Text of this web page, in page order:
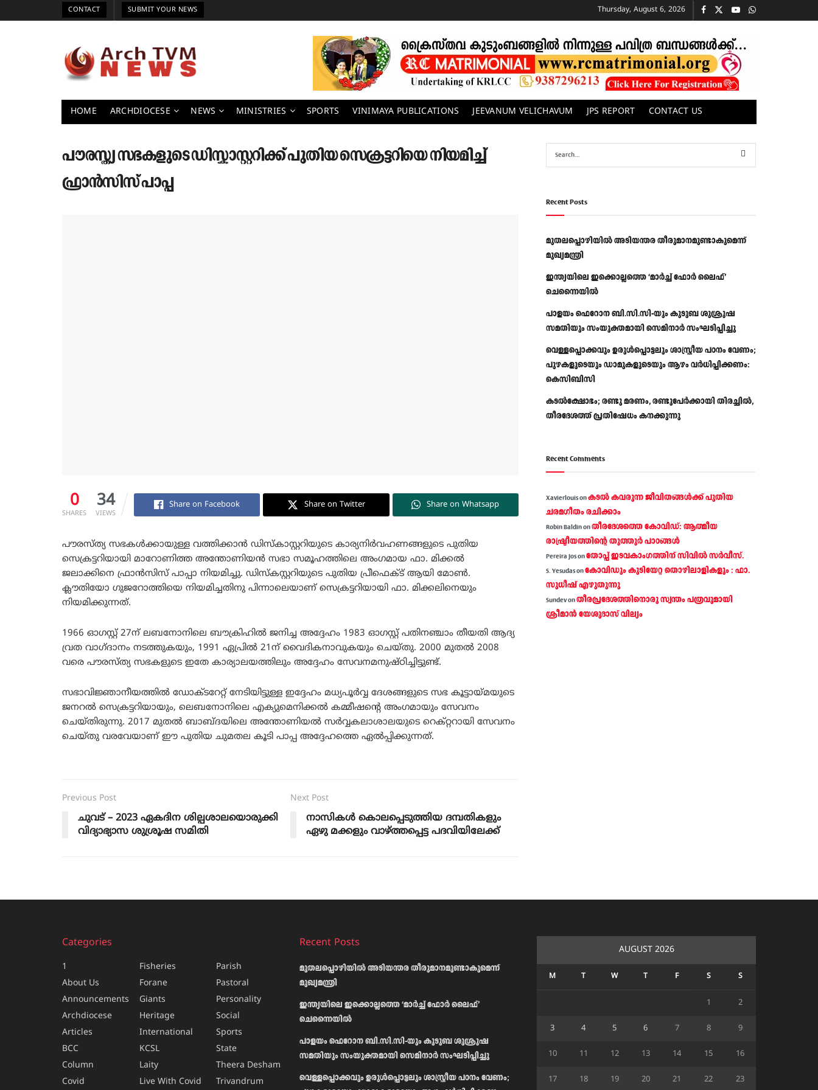
CONTACT SUBMIT YOUR NEWS Thursday, August 6, 2026
HOME ARCHDIOCESE NEWS MINISTRIES SPORTS VINIMAYA PUBLICATIONS JEEVANUM VELICHAVUM JPS REPORT CONTACT US
പൗരസ്ത്യ സഭകളുടെ ഡിസ്കാസ്റ്ററിക്ക് പുതിയ സെക്രട്ടറിയെ നിയമിച്ച്
ഫ്രാൻസിസ് പാപ്പ
0
SHARES
34
VIEWS
Share on Facebook Share on Twitter Share on Whatsapp
പൗരസ്ത്യ സഭകൾക്കായുള്ള വത്തിക്കാൻ ഡിസ്കാസ്റ്ററിയുടെ കാര്യനിർവഹണങ്ങളുടെ പുതിയ
സെക്രട്ടറിയായി മാറോണിത്ത അന്തോണിയൻ സഭാ സമൂഹത്തിലെ അംഗമായ ഫാ. മിക്കൽ
ജലാക്കിനെ ഫ്രാൻസിസ് പാപ്പാ നിയമിച്ചു. ഡിസ്കസ്റ്ററിയുടെ പുതിയ പ്രീഫെക്ട് ആയി മോൺ.
ക്ലൗതിയോ ഗുജറോത്തിയെ നിയമിച്ചതിനു പിന്നാലെയാണ് സെക്രട്ടറിയായി ഫാ. മിക്കലിനെയും
നിയമിക്കുന്നത്.
1966 ഓഗസ്റ്റ് 27ന് ലബനോനിലെ ബൗക്രിഹിൽ ജനിച്ച അദ്ദേഹം 1983 ഓഗസ്റ്റ് പതിനഞ്ചാം തീയതി ആദ്യ
വ്രത വാഗ്ദാനം നടത്തുകയും, 1991 ഏപ്രിൽ 21ന് വൈദികനാവുകയും ചെയ്തു. 2000 മുതൽ 2008
വരെ പൗരസ്ത്യ സഭകളുടെ ഇതേ കാര്യാലയത്തിലും അദ്ദേഹം സേവനമനുഷ്ഠിച്ചിട്ടുണ്ട്.
സഭാവിജ്ഞാനീയത്തിൽ ഡോക്ടറേറ്റ് നേടിയിട്ടുള്ള ഇദ്ദേഹം മധ്യപൂർവ്വ ദേശങ്ങളുടെ സഭ കൂട്ടായ്മയുടെ
ജനറൽ സെക്രട്ടറിയായും, ലെബനോനിലെ എക്യുമെനിക്കൽ കമ്മീഷന്റെ അംഗമായും സേവനം
ചെയ്തിരുന്നു. 2017 മുതൽ ബാബ്ദയിലെ അന്തോണിയൽ സർവ്വകലാശാലയുടെ റെക്റ്ററായി സേവനം
ചെയ്തു വരവേയാണ് ഈ പുതിയ ചുമതല കൂടി പാപ്പ അദ്ദേഹത്തെ ഏൽപ്പിക്കുന്നത്.
Previous Post
ചുവട് – 2023 ഏകദിന ശില്പശാലയൊരുക്കി
വിദ്യാഭ്യാസ ശുശ്രൂഷ സമിതി
Next Post
നാസികൾ കൊലപ്പെടുത്തിയ ദമ്പതികളും
ഏഴു മക്കളും വാഴ്ത്തപ്പെട്ട പദവിയിലേക്ക്
Recent Posts
മുതലപ്പൊഴിയിൽ അടിയന്തര തീരുമാനമുണ്ടാകുമെന്ന്
മുഖ്യമന്ത്രി
ഇന്ത്യയിലെ ഇക്കൊല്ലത്തെ ‘മാർച്ച് ഫോർ ലൈഫ്’
ചെന്നൈയിൽ
പാളയം ഫെറോന ബി.സി.സി-യും കുടുബ ശുശ്രൂഷ
സമതിയും സംയുക്തമായി സെമിനാർ സംഘടിപ്പിച്ചു
വെള്ളപ്പൊക്കവും ഉരുള്‍പ്പൊട്ടലും ശാസ്ത്രീയ പഠനം വേണം;
പുഴകളുടെയും ഡാമുകളുടെയും ആഴം വര്‍ധിപ്പിക്കണം:
കെസിബിസി
കടൽക്ഷോഭം; രണ്ടു മരണം, രണ്ടുപേർക്കായി തിരച്ചിൽ,
തീരദേശത്ത് പ്രതിഷേധം കനക്കുന്നു
Recent Comments
Xavierlouisonകടല്‍ കവരുന്ന ജീവിതങ്ങള്‍ക്ക് പുതിയ
ചരമഗീതം രചിക്കാം
Robin Baldinonതീരദേശത്തെ കോവിഡ്: ആത്മീയ
രാഷ്ട്രീയത്തിന്റെ തൂത്തൂര്‍ പാഠങ്ങൾ
Pereira Josonതോപ്പ് ഇടവകാംഗത്തിന് സിവിൽ സർവീസ്.
S. Yesudasonകോവിഡും കുടിയേറ്റ തൊഴിലാളികളും : ഫാ.
സുധീഷ് എഴുതുന്നു
Sundevonതീരപ്രദേശത്തിനൊരു സ്വന്തം പത്രവുമായി
ശ്രീമാന്‍ യേശുദാസ് വില്യം
Categories
1
About Us
Announcements
Archdiocese
Articles
BCC
Column
Covid
Fisheries
Forane
Giants
Heritage
International
KCSL
Laity
Live With Covid
Parish
Pastoral
Personality
Social
Sports
State
Theera Desham
Trivandrum
Recent Posts
മുതലപ്പൊഴിയിൽ അടിയന്തര തീരുമാനമുണ്ടാകുമെന്ന്
മുഖ്യമന്ത്രി
ഇന്ത്യയിലെ ഇക്കൊല്ലത്തെ ‘മാർച്ച് ഫോർ ലൈഫ്’
ചെന്നൈയിൽ
പാളയം ഫെറോന ബി.സി.സി-യും കുടുബ ശുശ്രൂഷ
സമതിയും സംയുക്തമായി സെമിനാർ സംഘടിപ്പിച്ചു
വെള്ളപ്പൊക്കവും ഉരുള്‍പ്പൊട്ടലും ശാസ്ത്രീയ പഠനം വേണം;
AUGUST 2026
M T W T F S S
1 2
3 4 5 6 7 8 9
10 11 12 13 14 15 16
17 18 19 20 21 22 23